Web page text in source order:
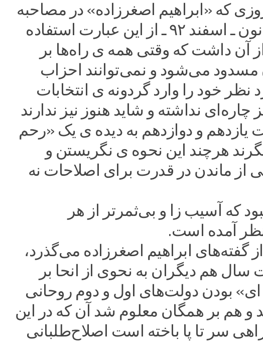
که «ابراهیم اصغرزاده» در مصاحبه
با روزنامه قانون ـ اسفند ۹۲ ـ از این عبارت استفاده
آن داشت که وقتی همه ی راه‌ها بر
مسدود می‌شود و نمی‌توانند احزاب
خود را وارد گردونه ی انتخابات
چاره‌ای نداشته و شاید هنوز نیز ندارند
یازدهم و دوازدهم به دیده ی یک «رحم
هرچند این نحوه ی نگریستن و
از ماندن در قدرت برای اصلاحات نه
که آسیب زا و بی‌ثمرتر از هر
آمده است.
گفته‌های ابراهیم اصغرزاده می‌گذرد،
هم دیگران به نحوی از انحا بر
بودن دولت‌های اول و دوم روحانی
و هم بر همگان معلوم شد آن که در این
سر تا پا باخته است اصلاح‌طلبانی